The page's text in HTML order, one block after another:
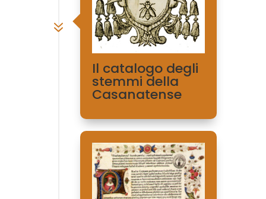
7
Il catalogo degli
stemmi della
Casanatense